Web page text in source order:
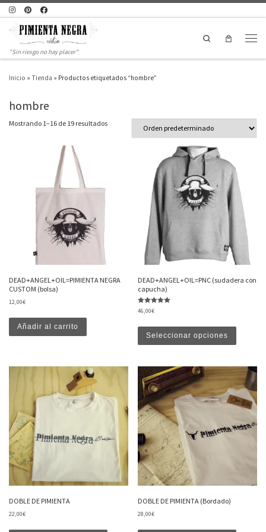
Saltar al contenido
"Sin riesgo no hay placer"
Search
Inicio » Tienda » Productos etiquetados “hombre”
hombre
Mostrando 1–16 de 19 resultados
DEAD+ANGEL+OIL=PIMIENTA NEGRA
CUSTOM (bolsa)
12,00€
Añadir al carrito
DEAD+ANGEL+OIL=PNC (sudadera con
capucha)
Valorado con
5.00
46,00€
Seleccionar opciones
DOBLE DE PIMIENTA
22,00€
DOBLE DE PIMIENTA (Bordado)
28,00€